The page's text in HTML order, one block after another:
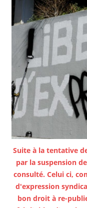
Suite à la tentative
par la suspension
consulté. Celui ci,
d'expression
bon droit à re-